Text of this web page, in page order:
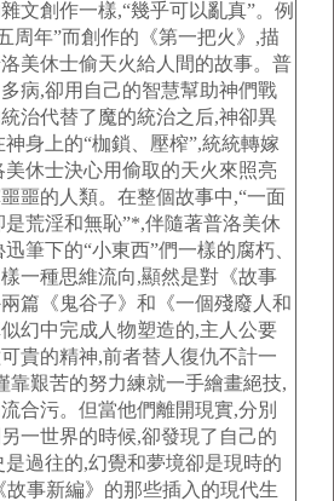
文創作一樣,“幾乎可以亂真”。例
周年”而創作的《第一把火》,描
美休士偷天火給人間的故事。普
病,卻用自己的智慧幫助神們戰
治代替了魔的統治之后,神卻異
身上的“枷鎖、壓榨”,統統轉嫁
休士決心用偷取的天火來照亮
噩的人類。在整個故事中,“一面
荒淫和無恥”*,伴隨著普洛美休
筆下的“小東西”們一樣的腐朽、
一種思維流向,顯然是對《故事
篇《鬼谷子》和《一個殘廢人和
幻中完成人物塑造的,主人公要
貴的精神,前者替人復仇不計一
靠艱苦的努力練就一手繪畫絕技,
合污。但當他們離開現實,分別
一世界的時候,卻發現了自己的
過往的,幻覺和夢境卻是現時的
事新編》的那些插入的現代生